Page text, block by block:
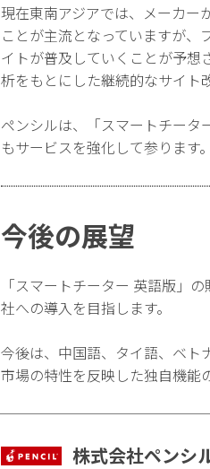
現在東南アジアでは、メーカー
ことが主流となっていますが
イトが普及していくことが予想
析をもとにした継続的なサイト
ペンシルは、「スマートチータ
もサービスを強化して参ります。
今後の展望
「スマートチーター 英語版」
社への導入を目指します。
今後は、中国語、タイ語、ベト
市場の特性を反映した独自機能
株式会社ペンシ